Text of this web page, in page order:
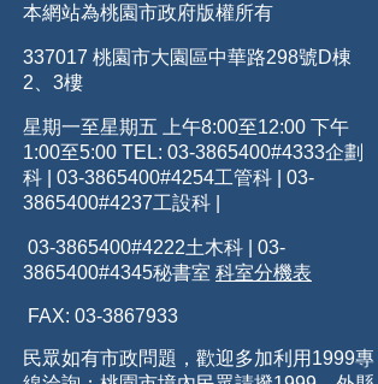
本網站為桃園市政府版權所有
337017 桃園市大園區中華路298號D棟
2、3樓
星期一至星期五 上午8:00至12:00 下午
1:00至5:00 TEL: 03-3865400#4333企劃
科 | 03-3865400#4254工管科 | 03-
3865400#4237工設科 |
03-3865400#4222土木科 | 03-
3865400#4345秘書室 科室分機表
FAX: 03-3867933
民眾如有市政問題，歡迎多加利用1999專